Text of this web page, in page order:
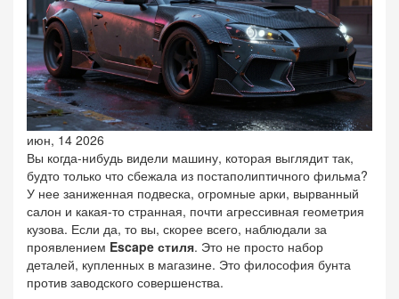
июн, 14 2026
Вы когда-нибудь видели машину, которая выглядит так,
будто только что сбежала из постаполиптичного фильма?
У нее заниженная подвеска, огромные арки, вырванный
салон и какая-то странная, почти агрессивная геометрия
кузова. Если да, то вы, скорее всего, наблюдали за
проявлением Escape стиля. Это не просто набор
деталей, купленных в магазине. Это философия бунта
против заводского совершенства.